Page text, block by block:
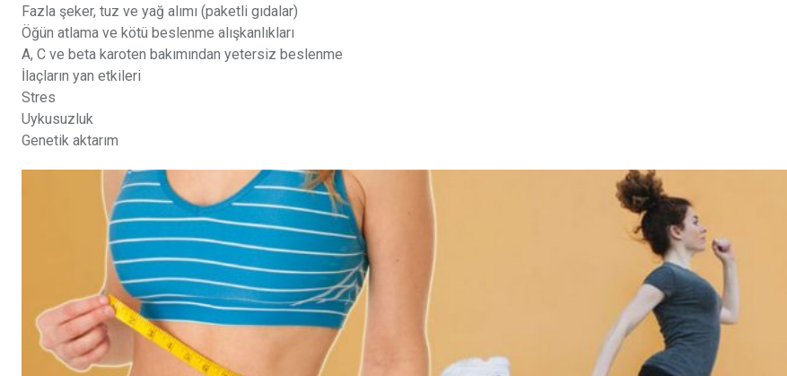
Fazla şeker, tuz ve yağ alımı (paketli gıdalar)
Öğün atlama ve kötü beslenme alışkanlıkları
A, C ve beta karoten bakımından yetersiz beslenme
İlaçların yan etkileri
Stres
Uykusuzluk
Genetik aktarım